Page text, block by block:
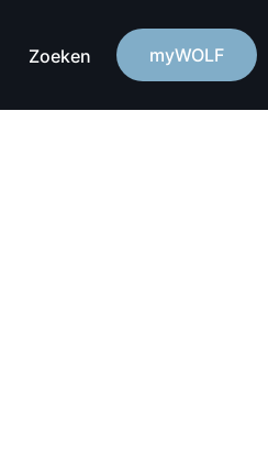
Zoeken myWOLF